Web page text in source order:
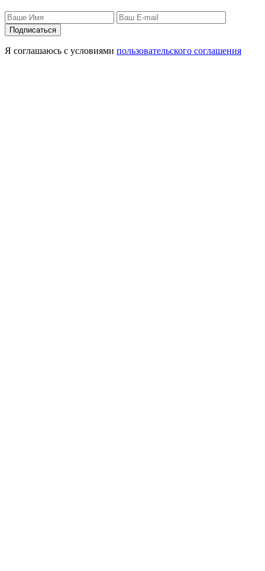
Я соглашаюсь с условиями пользовательского соглашения